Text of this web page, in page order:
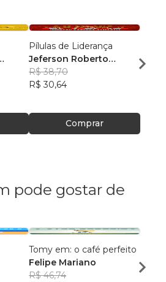
Pílulas de Liderança
Jeferson Roberto
Samagaia
R$ 38,70
R$ 30,64
Comprar
R$
pode gostar de
Tomy em: o café perfeito
Felipe Mariano
R$ 46,74
R$